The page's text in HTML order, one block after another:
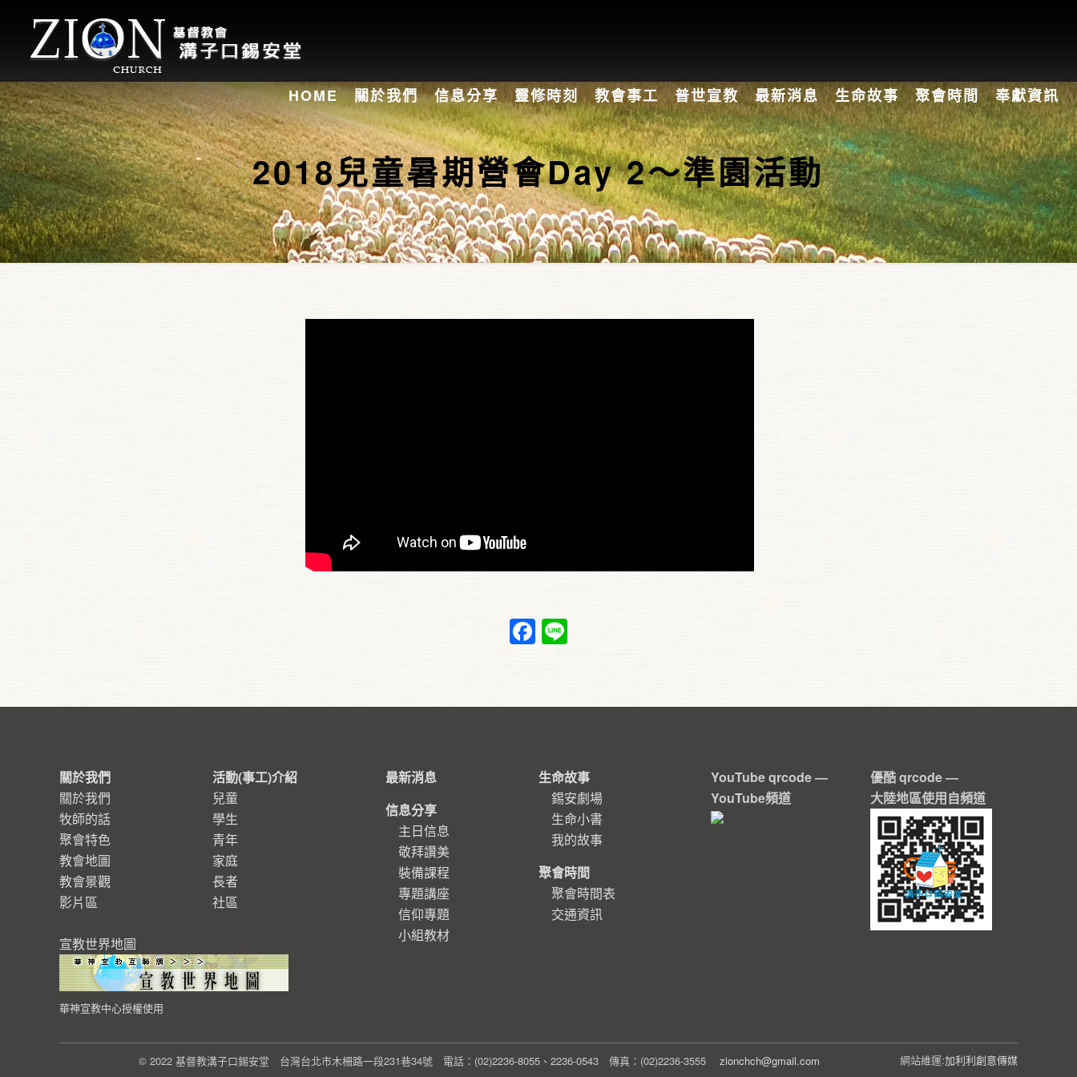
HOME 關於我們 信息分享 靈修時刻 教會事工 普世宣教 最新消息 生命故事 聚會時間 奉獻資訊
2018兒童暑期營會Day 2～準園活動
Facebook
關於我們
關於我們
牧師的話
聚會特色
教會地圖
教會景觀
影片區
宣教世界地圖
華神宣教中心授權使用
活動(事工)介紹
兒童
學生
青年
家庭
長者
社區
最新消息
信息分享
主日信息
敬拜讚美
裝備課程
專題講座
信仰專題
小組教材
生命故事
錫安劇場
生命小書
我的故事
聚會時間
聚會時間表
交通資訊
YouTube qrcode —
YouTube頻道
優酷 qrcode —
大陸地區使用自頻道
© 2022 基督教溝子口錫安堂 台灣台北市木柵路一段231巷34號 電話：(02)2236-8055、2236-0543 傳真：(02)2236-3555zionchch@gmail.com 網站維運:加利利創意傳媒